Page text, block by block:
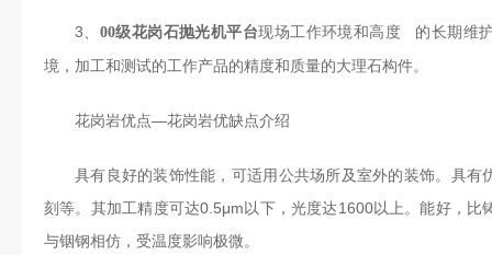
3、 00级花岗石抛光机平台现场工作环境和高度 的长期维
境，加工和测试的工作产品的精度和质量的大理石构件。
花岗岩优点—花岗岩优缺点介绍
具有良好的装饰性能，可适用公共场所及室外的装饰。具有
刻等。其加工精度可达0.5μm以下，光度达1600以上。能好，
与铟钢相仿，受温度影响极微。